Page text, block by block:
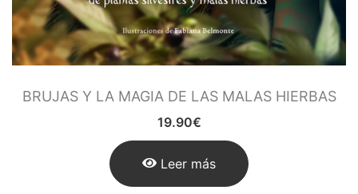
BRUJAS Y LA MAGIA DE LAS MALAS HIERBAS
19.90€
Leer más